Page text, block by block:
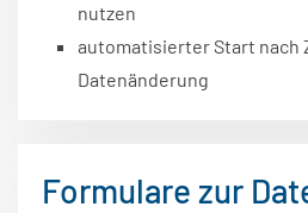
nutzen
automatisierter Start nach
Datenänderung
Formulare zur